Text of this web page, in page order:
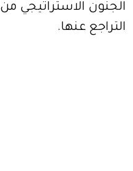
الجنون الاستراتيجي
التراجع عنها.